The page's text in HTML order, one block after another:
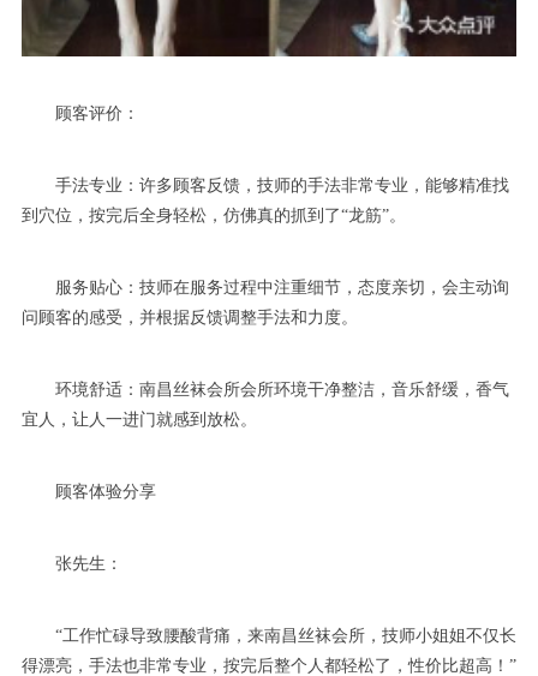
顾客评价：
手法专业：许多顾客反馈，技师的手法非常专业，能够精准找
到穴位，按完后全身轻松，仿佛真的抓到了“龙筋”。
服务贴心：技师在服务过程中注重细节，态度亲切，会主动询
问顾客的感受，并根据反馈调整手法和力度。
环境舒适：南昌丝袜会所会所环境干净整洁，音乐舒缓，香气
宜人，让人一进门就感到放松。
顾客体验分享
张先生：
“工作忙碌导致腰酸背痛，来南昌丝袜会所，技师小姐姐不仅长
得漂亮，手法也非常专业，按完后整个人都轻松了，性价比超高！”